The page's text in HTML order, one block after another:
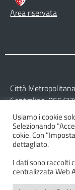
Area riservata
Città
Centralino: 055/
Partita IVA: 017
Codice Fiscale:
Usiamo i cookie
Selezionando
cokie. Con
dettagliato.
I dati sono raccolti
centralizzata Web